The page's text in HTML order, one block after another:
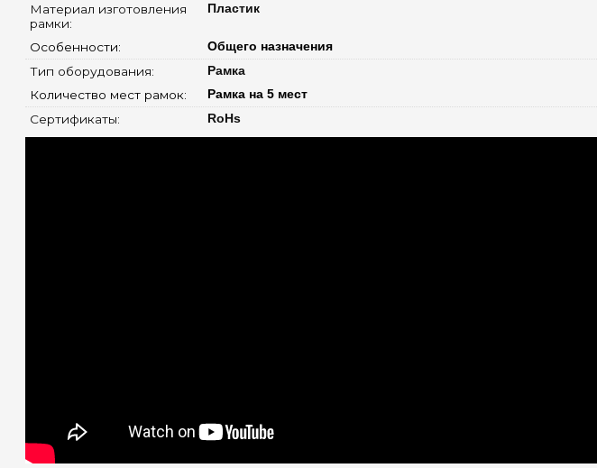
Материал изготовления
рамки:
Пластик
Особенности: Общего назначения
Тип оборудования: Рамка
Количество мест рамок: Рамка на 5 мест
Сертификаты: RoHs